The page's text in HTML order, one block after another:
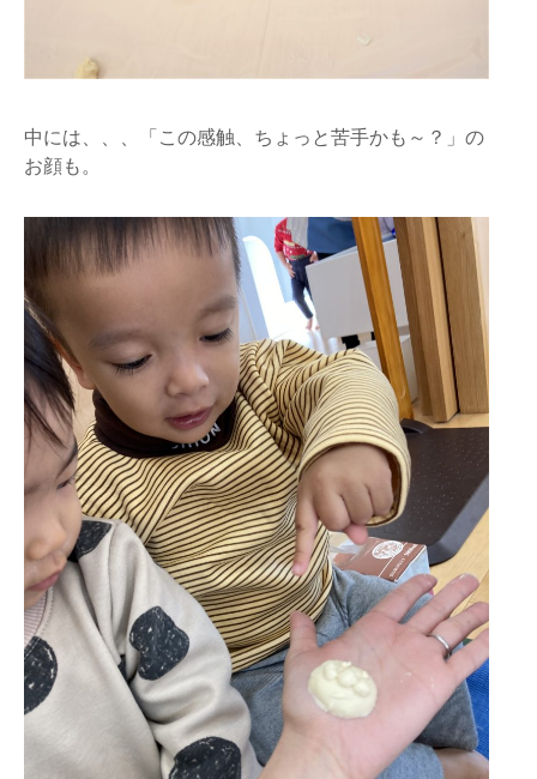
中には、、、「この感触、ちょっと苦手かも～？」の
お顔も。